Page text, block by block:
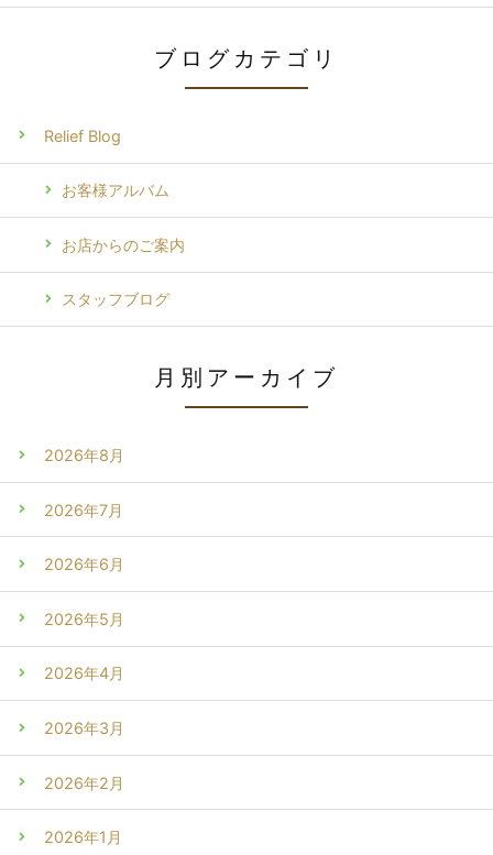
ブログカテゴリ
Relief Blog
お客様アルバム
お店からのご案内
スタッフブログ
月別アーカイブ
2026年8月
2026年7月
2026年6月
2026年5月
2026年4月
2026年3月
2026年2月
2026年1月